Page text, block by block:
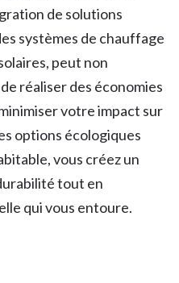
de solutions
systèmes de chauffage
peut non
réaliser des économies
votre impact sur
options écologiques
vous créez un
tout en
qui vous entoure.